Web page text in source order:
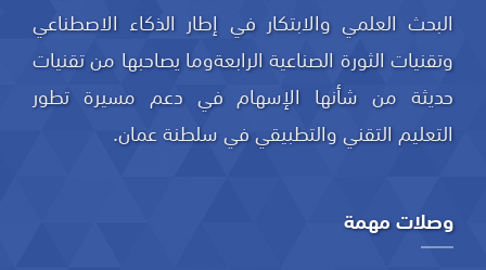
البحث العلمي والابتكار في إطار الذكاء الاصطناعي
وتقنيات الثورة الصناعية الرابعةوما يصاحبها من تقنيات
حديثة من شأنها الإسهام في دعم مسيرة تطور
التعليم التقني والتطبيقي في سلطنة عمان.
وصلات مهمة